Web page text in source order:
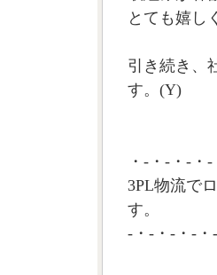
とても嬉し
引き続き、
す。(Y)
・-・-・-・
3PL物流で
す。
-・-・-・-